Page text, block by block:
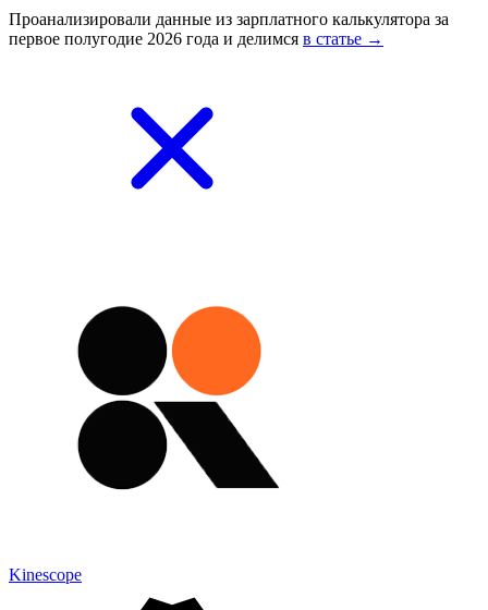
Проанализировали данные из зарплатного калькулятора за
первое полугодие 2026 года и делимся в статье →
Kinescope